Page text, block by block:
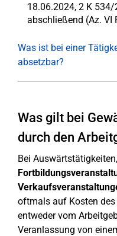
18.06.2024, 2 K
abschließend (Az. VI
Was ist bei einer
absetzbar?
Was gilt bei
durch den
Bei
oftmals auf Kosten
entweder vom
Veranlassung von